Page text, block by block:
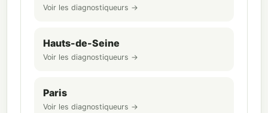
Voir les diagnostiqueurs →
Hauts-de-Seine
Voir les diagnostiqueurs →
Paris
Voir les diagnostiqueurs →